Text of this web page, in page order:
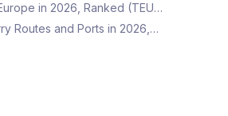
in 2026, Ranked (TEU…
Routes and Ports in 2026,…